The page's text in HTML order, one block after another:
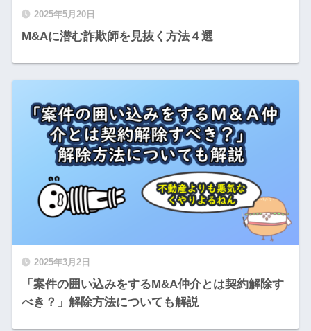
2025年5月20日
M&Aに潜む詐欺師を見抜く方法４選
2025年3月2日
「案件の囲い込みをするM&A仲介とは契約解除す
べき？」解除方法についても解説